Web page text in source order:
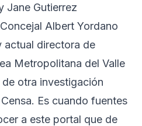
Jane Gutierrez
Albert Yordano
actual directora de
Metropolitana del Valle
otra investigación
Es cuando fuentes
a este portal que de